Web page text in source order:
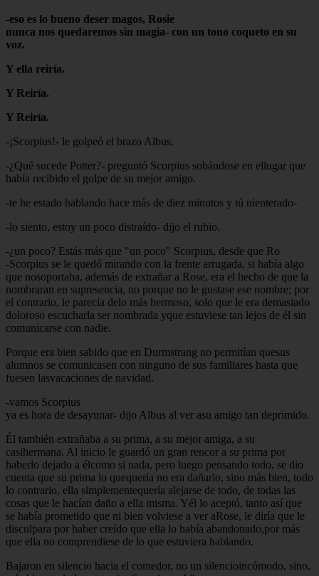
-eso es lo bueno deser magos, Rosie
nunca nos quedaremos sin magia- con un tono coqueto en su
voz.
Y ella reiría.
Y Reiría.
Y Reiría.
-¡Scorpius!- le golpeó el brazo Albus.
-¿Qué sucede Potter?- preguntó Scorpius sobándose en ellugar que
había recibido el golpe de su mejor amigo.
-te he estado hablando hace más de diez minutos y tú nienterado-
-lo siento, estoy un poco distraído- dijo el rubio.
-¿un poco? Estás más que "un poco" Scorpius, desde que Ro
-Scorpius se le quedó mirando con la frente arrugada, si había algo
que nosoportaba, además de extrañar a Rose, era el hecho de que la
nombraran en supresencia, no porque no le gustase ese nombre; por
el contrario, le parecía delo más hermoso, solo que le era demasiado
doloroso escucharla ser nombrada yque estuviese tan lejos de él sin
comunicarse con nadie.
Porque era bien sabido que en Durmstrang no permitían quesus
alumnos se comunicasen con ninguno de sus familiares hasta que
fuesen lasvacaciones de navidad.
-vamos Scorpius
ya es hora de desayunar- dijo Albus al ver asu amigo tan deprimido.
Él también extrañaba a su prima, a su mejor amiga, a su
casihermana. Al inicio le guardó un gran rencor a su prima por
haberlo dejado a élcomo si nada, pero luego pensando todo, se dio
cuenta que su prima lo quequería no era dañarlo, sino más bien, todo
lo contrario, ella simplementequería alejarse de todo, de todas las
cosas que le hacían daño a ella misma. Yél lo aceptó, tanto así que
se había prometido que ni bien volviese a ver aRose, le diría que le
disculpara por haber creído que ella lo había abandonado,por más
que ella no comprendiese de lo que estuviera hablando.
Bajaron en silencio hacia el comedor, no un silencioincómodo, sino,